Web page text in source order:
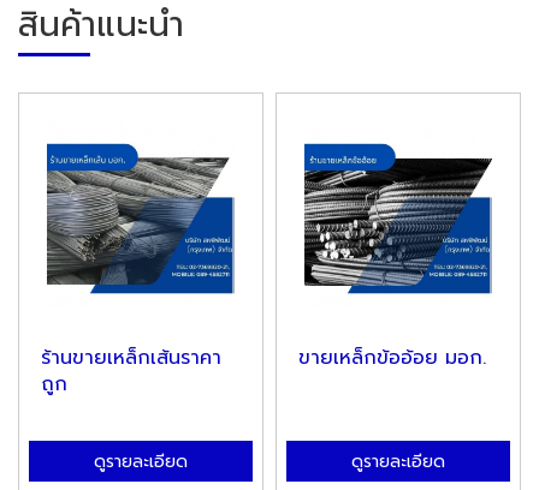
สินค้าแนะนำ
ร้านขายเหล็กเส้นราคา
ถูก
ดูรายละเอียด
ขายเหล็กข้ออ้อย มอก.
ดูรายละเอียด